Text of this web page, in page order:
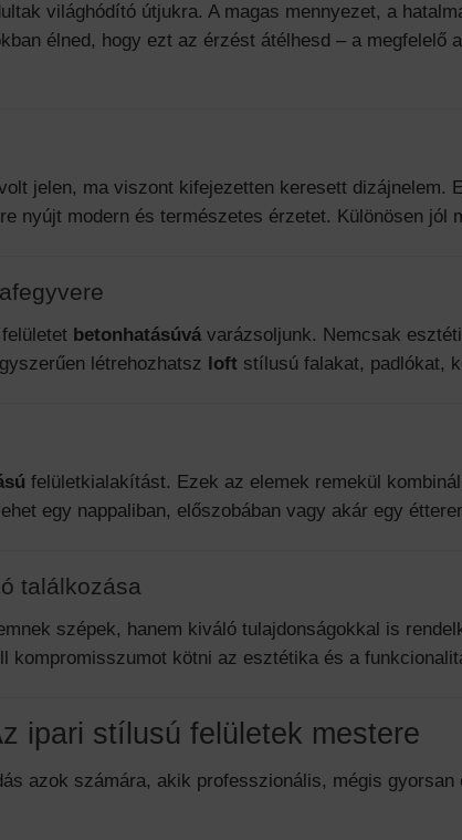
világhódító útjukra. A magas mennyezet, a
élned, hogy ezt az érzést átélhesd – a
jelen, ma viszont kifejezetten keresett dizájnelem.
nyújt modern és természetes érzetet. Különösen jól
betonhatásúvá varázsoljunk. Nemcsak
létrehozhatsz loft stílusú falakat, padlókat,
felületkialakítást. Ezek az elemek remekül
egy nappaliban, előszobában vagy akár egy
találkozása
szépek, hanem kiváló tulajdonságokkal is
kompromisszumot kötni az esztétika és a
ipari stílusú felületek mestere
azok számára, akik professzionális, mégis